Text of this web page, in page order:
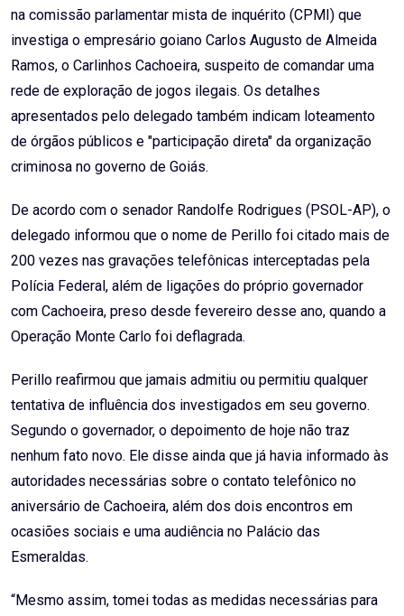
na comissão parlamentar mista de inquérito (CPMI) que
investiga o empresário goiano Carlos Augusto de Almeida
Ramos, o Carlinhos Cachoeira, suspeito de comandar uma
rede de exploração de jogos ilegais. Os detalhes
apresentados pelo delegado também indicam loteamento
de órgãos públicos e "participação direta" da organização
criminosa no governo de Goiás.
De acordo com o senador Randolfe Rodrigues (PSOL-AP), o
delegado informou que o nome de Perillo foi citado mais de
200 vezes nas gravações telefônicas interceptadas pela
Polícia Federal, além de ligações do próprio governador
com Cachoeira, preso desde fevereiro desse ano, quando a
Operação Monte Carlo foi deflagrada.
Perillo reafirmou que jamais admitiu ou permitiu qualquer
tentativa de influência dos investigados em seu governo.
Segundo o governador, o depoimento de hoje não traz
nenhum fato novo. Ele disse ainda que já havia informado às
autoridades necessárias sobre o contato telefônico no
aniversário de Cachoeira, além dos dois encontros em
ocasiões sociais e uma audiência no Palácio das
Esmeraldas.
“Mesmo assim, tomei todas as medidas necessárias para